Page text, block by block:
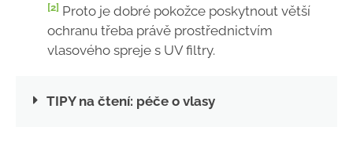
[2] Proto je dobré pokožce poskytnout větší
ochranu třeba právě prostřednictvím
vlasového spreje s UV filtry.
TIPY na čtení: péče o vlasy